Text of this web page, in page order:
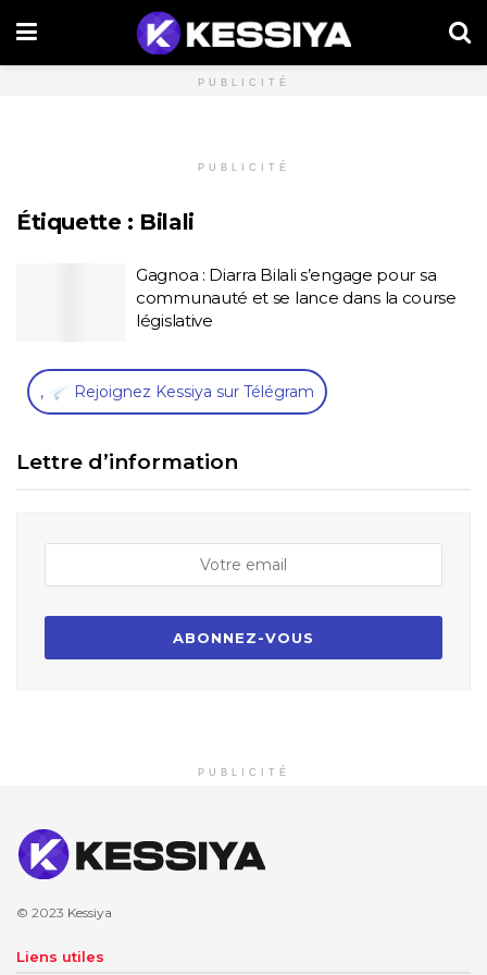
PUBLICITÉ
PUBLICITÉ
Étiquette : Bilali
Gagnoa : Diarra Bilali s’engage pour sa
communauté et se lance dans la course
législative
, Rejoignez Kessiya sur Télégram
Lettre d’information
PUBLICITÉ
© 2023 Kessiya
Liens utiles